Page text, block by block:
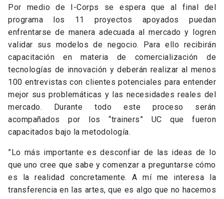
Por medio de I-Corps se espera que al final del
programa los 11 proyectos apoyados puedan
enfrentarse de manera adecuada al mercado y logren
validar sus modelos de negocio. Para ello recibirán
capacitación en materia de comercialización de
tecnologías de innovación y deberán realizar al menos
100 entrevistas con clientes potenciales para entender
mejor sus problemáticas y las necesidades reales del
mercado. Durante todo este proceso serán
acompañados por los “trainers” UC que fueron
capacitados bajo la metodología.
”Lo más importante es desconfiar de las ideas de lo
que uno cree que sabe y comenzar a preguntarse cómo
es la realidad concretamente. A mí me interesa la
transferencia en las artes, que es algo que no hacemos